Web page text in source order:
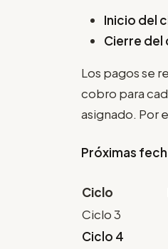
Inicio del
Cierre del
Los pagos se
cobro para
asignado. Por
Próximas
Ciclo
Ciclo 3
Ciclo 4